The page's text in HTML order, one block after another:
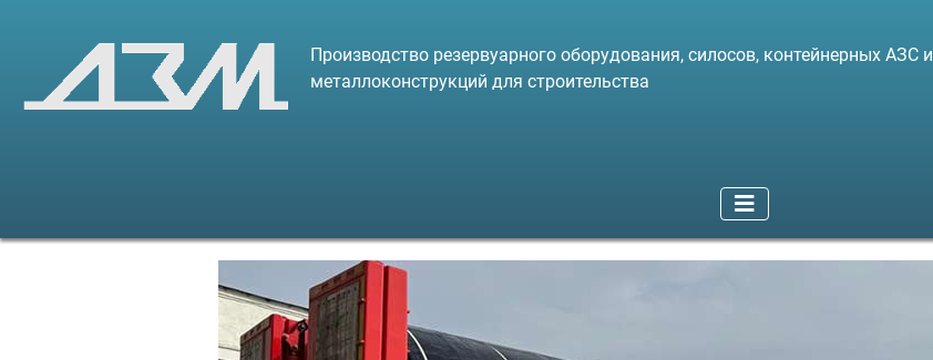
Производство резервуарного оборудования, силосов, контейнерных АЗС и
металлоконструкций для строительства